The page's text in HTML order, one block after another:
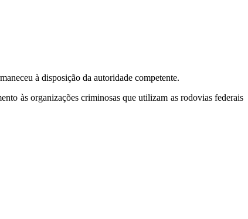
à disposição da autoridade competente.
às organizações criminosas que utilizam as rodovias federais